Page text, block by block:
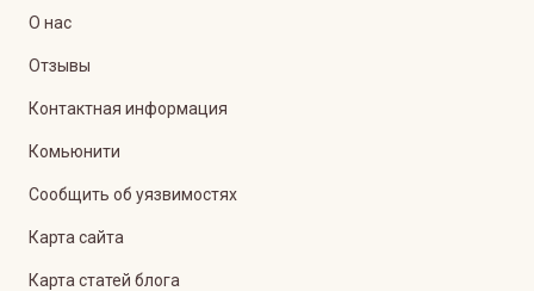
О нас
Отзывы
Контактная информация
Комьюнити
Сообщить об уязвимостях
Карта сайта
Карта статей блога